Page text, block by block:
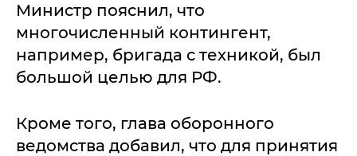
Министр пояснил, что
многочисленный контингент,
например, бригада с техникой, был
большой целью для РФ.
Кроме того, глава оборонного
ведомства добавил, что для принятия